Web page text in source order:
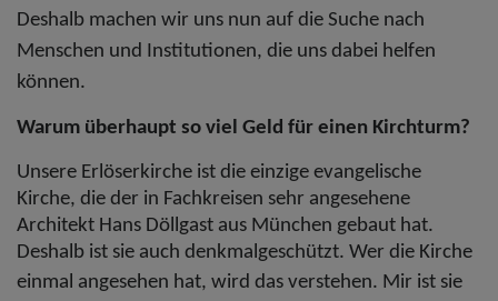
Deshalb machen wir uns nun auf die Suche nach
Menschen und Institutionen, die uns dabei helfen
können.
Warum überhaupt so viel Geld für einen Kirchturm?
Unsere Erlöserkirche ist die einzige evangelische
Kirche, die der in Fachkreisen sehr angesehene
Architekt Hans Döllgast aus München gebaut hat.
Deshalb ist sie auch denkmalgeschützt. Wer die Kirche
einmal angesehen hat, wird das verstehen. Mir ist sie